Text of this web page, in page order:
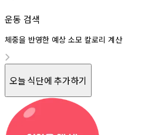
운동 검색
체중을 반영한 예상 소모 칼로리 계산
오늘 식단에 추가하기